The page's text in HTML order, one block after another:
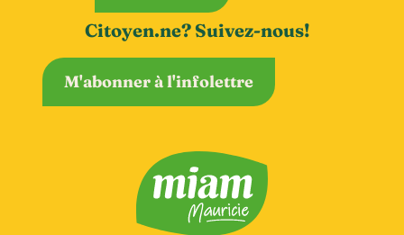
Citoyen.ne? Suivez-nous!
M'abonner à l'infolettre